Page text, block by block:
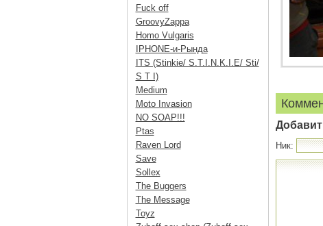
Ник:
Fuck off
GroovyZappa
Homo Vulgaris
IPHONE-и-Рында
ITS (Stinkie/ S.T.I.N.K.I.E/ Sti/
S T I)
Medium
Moto Invasion
NO SOAP!!!
Ptas
Raven Lord
Save
Sollex
The Buggers
The Message
Toyz